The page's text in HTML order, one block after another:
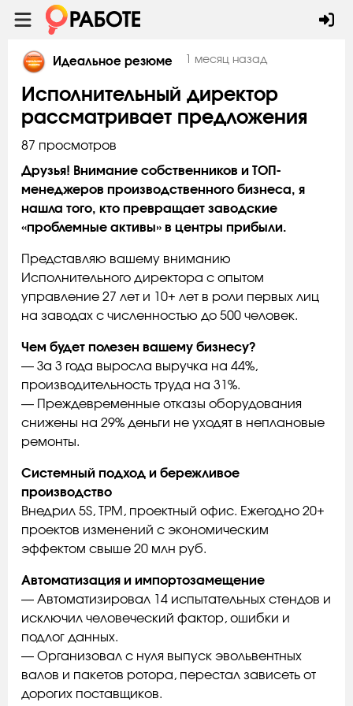
Идеальное резюме 1 месяц назад
Исполнительный директор
рассматривает предложения
87 просмотров
Друзья! Внимание собственников и ТОП-
менеджеров производственного бизнеса, я
нашла того, кто превращает заводские
«проблемные активы» в центры прибыли.
Представляю вашему вниманию
Исполнительного директора с опытом
управление 27 лет и 10+ лет в роли первых лиц
на заводах с численностью до 500 человек.
Чем будет полезен вашему бизнесу?
— За 3 года выросла выручка на 44%,
производительность труда на 31%.
— Преждевременные отказы оборудования
снижены на 29% деньги не уходят в неплановые
ремонты.
Системный подход и бережливое
производство
Внедрил 5S, TPM, проектный офис. Ежегодно 20+
проектов изменений с экономическим
эффектом свыше 20 млн руб.
Автоматизация и импортозамещение
— Автоматизировал 14 испытательных стендов и
исключил человеческий фактор, ошибки и
подлог данных.
— Организовал с нуля выпуск эвольвентных
валов и пакетов ротора, перестал зависеть от
дорогих поставщиков.